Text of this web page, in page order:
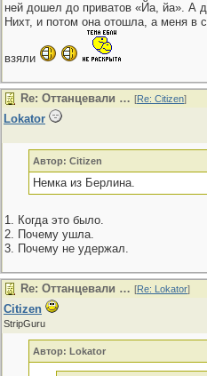
ней дошел до приватов «Йа, йа». А
Нихт, и потом она отошла, а меня в
взяли
Re: Оттанцевали … [Re: Citizen]
Lokator
Автор: Citizen
Немка из Берлина.
1. Когда это было.
2. Почему ушла.
3. Почему не удержал.
Re: Оттанцевали … [Re: Lokator]
Citizen
StripGuru
Автор: Lokator